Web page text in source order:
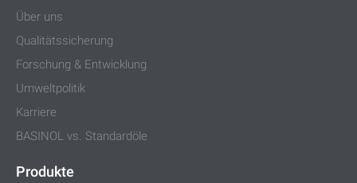
Über uns
Qualitätssicherung
Forschung & Entwicklung
Umweltpolitik
Karriere
BASINOL vs. Standardöle
Produkte